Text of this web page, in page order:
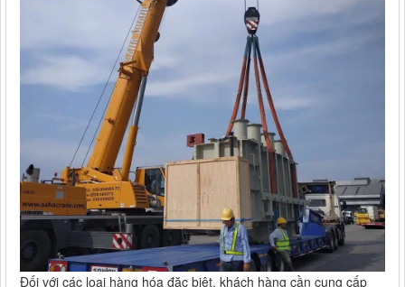
Đối với các loại hàng hóa đặc biệt, khách hàng cần cung cấp